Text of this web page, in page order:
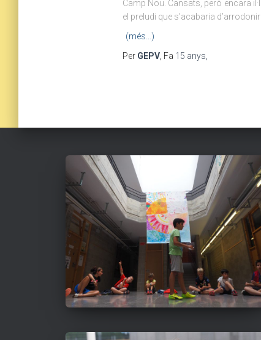
Camp Nou. Cansats, però encara
el preludi que s’acabaria
(més…)
Per GEPV, Fa 15 anys